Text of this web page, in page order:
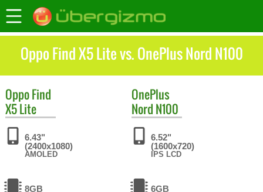
Oppo Find X5 Lite vs. OnePlus Nord N100
OppoFind
X5 Lite
6.43"
(2400x1080)
AMOLED
8GB
OnePlus
Nord N100
6.52"
(1600x720)
IPS LCD
6GB